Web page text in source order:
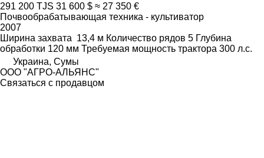
291 200 TJS 31 600 $ ≈ 27 350 €
Почвообрабатывающая техника - культиватор
2007
Ширина захвата 13,4 м Количество рядов 5 Глубина
обработки 120 мм Требуемая мощность трактора 300 л.с.
Украина, Сумы
ООО "АГРО-АЛЬЯНС"
Связаться с продавцом